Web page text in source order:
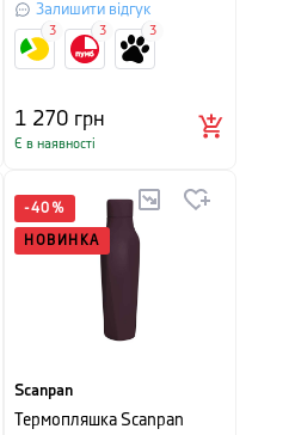
Залишити відгук
1 270 грн
Є в наявності
3 3 3
-40 %
НОВИНКА
Scanpan
Термопляшка Scanpan